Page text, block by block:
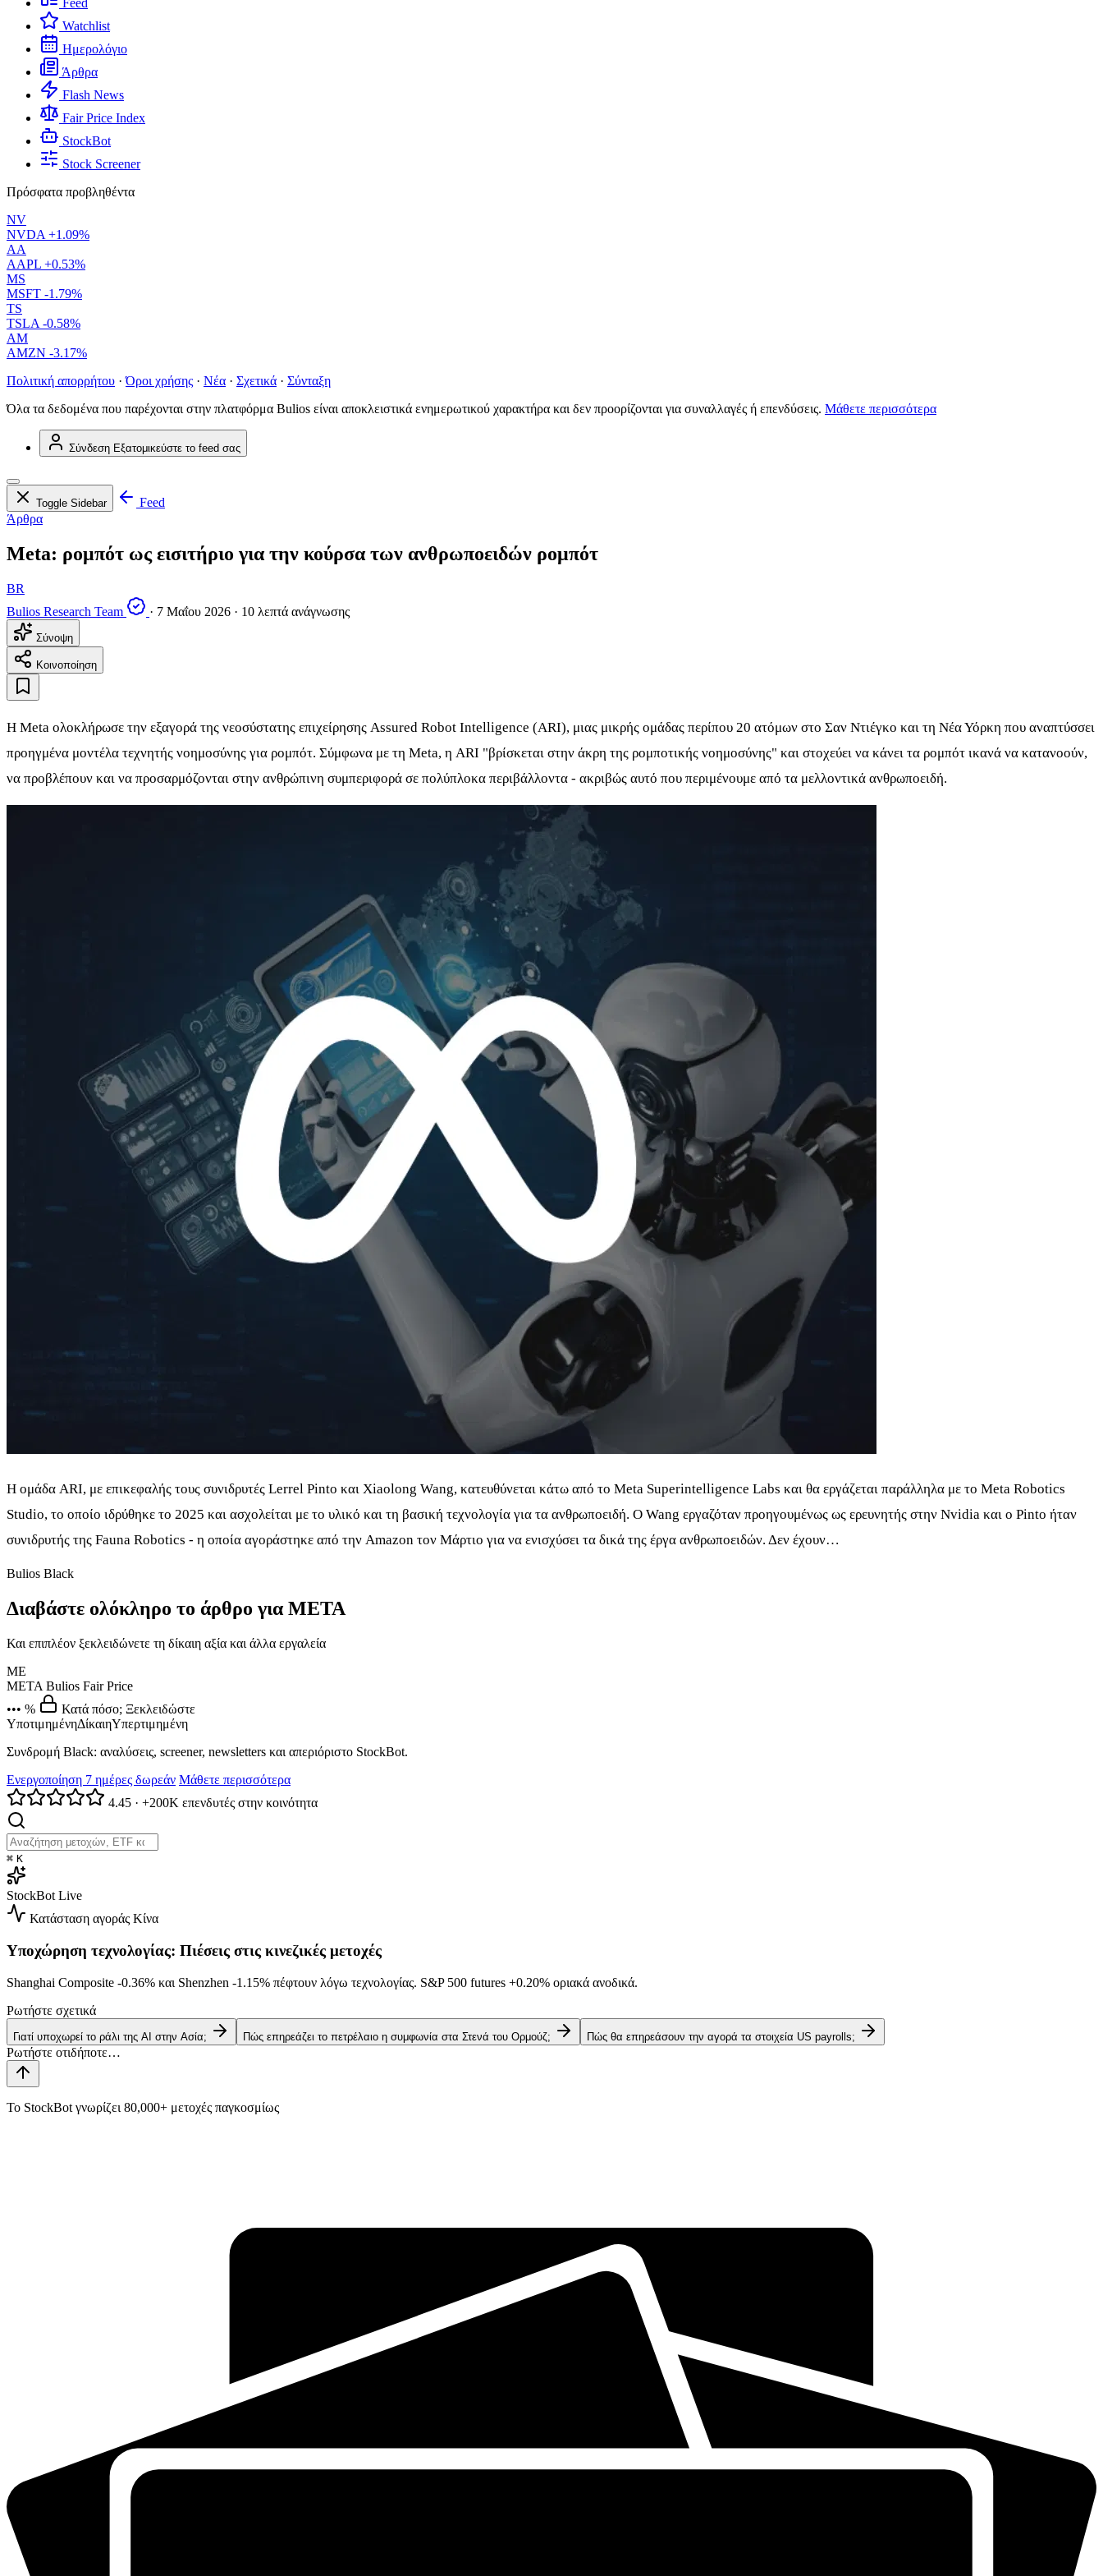
Feed
Watchlist
Ημερολόγιο
Άρθρα
Flash News
Fair Price Index
StockBot
Stock Screener
Πρόσφατα προβληθέντα
NV
NVDA +1.09%
AA
AAPL +0.53%
MS
MSFT -1.79%
TS
TSLA -0.58%
AM
AMZN -3.17%
Πολιτική απορρήτου · Όροι χρήσης · Νέα · Σχετικά · Σύνταξη
Όλα τα δεδομένα που παρέχονται στην πλατφόρμα Bulios είναι αποκλειστικά ενημερωτικού χαρακτήρα και δεν προορίζονται για συναλλαγές ή επενδύσεις. Μάθετε περισσότερα
Σύνδεση Εξατομικεύστε το feed σας
Toggle Sidebar
Feed
Άρθρα
Meta: ρομπότ ως εισιτήριο για την κούρσα των ανθρωποειδών ρομπότ
BR
Bulios Research Team
· 7 Μαΐου 2026 · 10 λεπτά ανάγνωσης
Σύνοψη
Κοινοποίηση
Η Meta ολοκλήρωσε την εξαγορά της νεοσύστατης επιχείρησης Assured Robot Intelligence (ARI), μιας μικρής ομάδας περίπου 20 ατόμων στο Σαν Ντιέγκο και τη Νέα Υόρκη που αναπτύσσει
προηγμένα μοντέλα τεχνητής νοημοσύνης για ρομπότ. Σύμφωνα με τη Meta, η ARI "βρίσκεται στην άκρη της ρομποτικής νοημοσύνης" και στοχεύει να κάνει τα ρομπότ ικανά να κατανοούν,
να προβλέπουν και να προσαρμόζονται στην ανθρώπινη συμπεριφορά σε πολύπλοκα περιβάλλοντα - ακριβώς αυτό που περιμένουμε από τα μελλοντικά ανθρωποειδή.
Η ομάδα ARI, με επικεφαλής τους συνιδρυτές Lerrel Pinto και Xiaolong Wang, κατευθύνεται κάτω από το Meta Superintelligence Labs και θα εργάζεται παράλληλα με το Meta Robotics
Studio, το οποίο ιδρύθηκε το 2025 και ασχολείται με το υλικό και τη βασική τεχνολογία για τα ανθρωποειδή. Ο Wang εργαζόταν προηγουμένως ως ερευνητής στην Nvidia και ο Pinto ήταν
συνιδρυτής της Fauna Robotics - η οποία αγοράστηκε από την Amazon τον Μάρτιο για να ενισχύσει τα δικά της έργα ανθρωποειδών. Δεν έχουν…
Bulios Black
Διαβάστε ολόκληρο το άρθρο για META
Και επιπλέον ξεκλειδώνετε τη δίκαιη αξία και άλλα εργαλεία
ME
META Bulios Fair Price
••• %
Κατά πόσο; Ξεκλειδώστε
ΥποτιμημένηΔίκαιηΥπερτιμημένη
Συνδρομή Black: αναλύσεις, screener, newsletters και απεριόριστο StockBot.
Ενεργοποίηση 7 ημέρες δωρεάν Μάθετε περισσότερα
4.45 · +200K επενδυτές στην κοινότητα
⌘ K
StockBot Live
Κατάσταση αγοράς Κίνα
Υποχώρηση τεχνολογίας: Πιέσεις στις κινεζικές μετοχές
Shanghai Composite -0.36% και Shenzhen -1.15% πέφτουν λόγω τεχνολογίας. S&P 500 futures +0.20% οριακά ανοδικά.
Ρωτήστε σχετικά
Γιατί υποχωρεί το ράλι της AI στην Ασία; Πώς επηρεάζει το πετρέλαιο η συμφωνία στα Στενά του Ορμούζ; Πώς θα επηρεάσουν την αγορά τα στοιχεία US payrolls;
Το StockBot γνωρίζει 80,000+ μετοχές παγκοσμίως